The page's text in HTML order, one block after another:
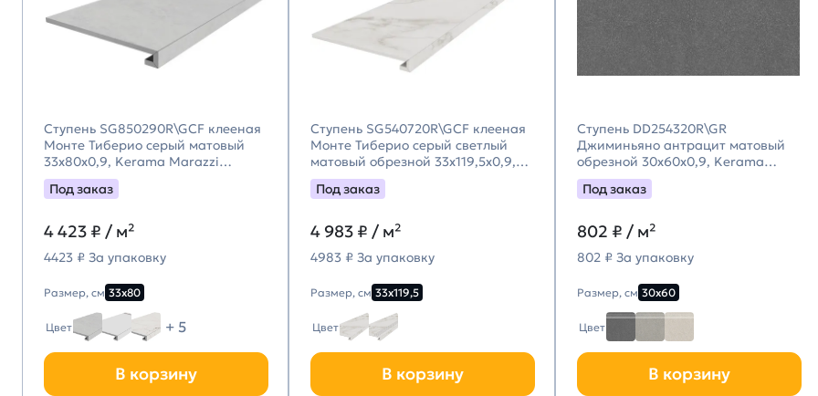
Ступень SG850290R\GCF клееная
Монте Тиберио серый матовый
33x80x0,9, Kerama Marazzi
(Керама Марацци)
Под заказ
4 423 ₽ / м²
4423 ₽ За упаковку
Размер, см 33х80
Цвет + 5
В корзину
Ступень SG540720R\GCF клееная
Монте Тиберио серый светлый
матовый обрезной 33x119,5x0,9,
Kerama Marazzi (Керама
Марацци)
Под заказ
4 983 ₽ / м²
4983 ₽ За упаковку
Размер, см 33х119,5
Цвет
В корзину
Ступень DD254320R\GR
Джиминьяно антрацит матовый
обрезной 30х60x0,9, Kerama
Marazzi (Керама Марацци)
Под заказ
802 ₽ / м²
802 ₽ За упаковку
Размер, см 30х60
Цвет
В корзину